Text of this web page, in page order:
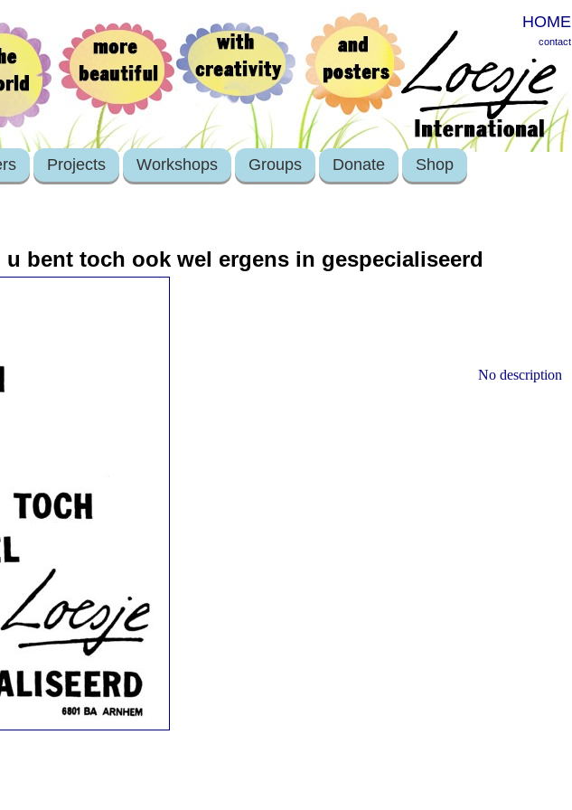
HOME
contact
Projects Workshops Groups Donate Shop
u bent toch ook wel ergens in gespecialiseerd
No description